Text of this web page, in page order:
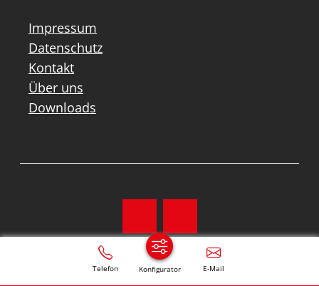
Impressum
Datenschutz
Kontakt
Über uns
Downloads
Telefon Konfigurator E-Mail